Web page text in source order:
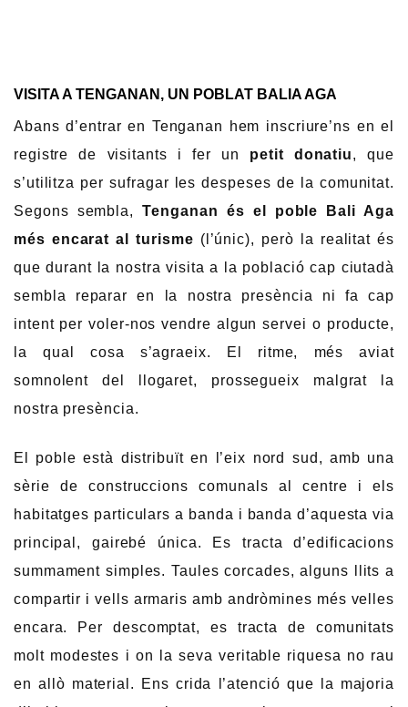
VISITA A TENGANAN, UN POBLAT BALIA AGA
Abans d’entrar en Tenganan hem inscriure’ns en el
registre de visitants i fer un petit donatiu, que
s’utilitza per sufragar les despeses de la comunitat.
Segons sembla,Tenganan és el poble Bali Aga
més encarat al turisme (l’únic), però la realitat és
que durant la nostra visita a la població cap ciutadà
sembla reparar en la nostra presència ni fa cap
intent per voler-nos vendre algun servei o producte,
la qual cosa s’agraeix. El ritme, més aviat
somnolent del llogaret, prossegueix malgrat la
nostra presència.
El poble està distribuït en l’eix nord sud, amb una
sèrie de construccions comunals al centre i els
habitatges particulars a banda i banda d’aquesta via
principal, gairebé única. Es tracta d’edificacions
summament simples. Taules corcades, alguns llits a
compartir i vells armaris amb andròmines més velles
encara. Per descomptat, es tracta de comunitats
molt modestes i on la seva veritable riquesa no rau
en allò material. Ens crida l’atenció que la majoria